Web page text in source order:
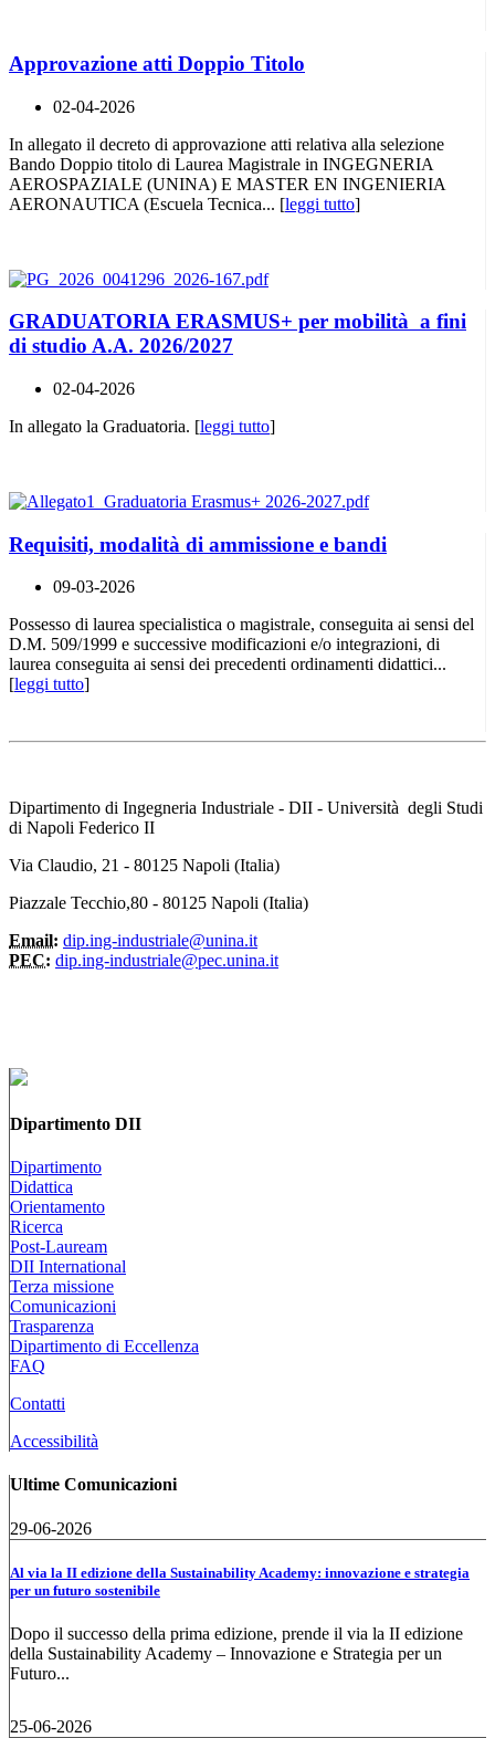
Approvazione atti Doppio Titolo
02-04-2026
In allegato il decreto di approvazione atti relativa alla selezione
Bando Doppio titolo di Laurea Magistrale in INGEGNERIA
AEROSPAZIALE (UNINA) E MASTER EN INGENIERIA
AERONAUTICA (Escuela Tecnica... [leggi tutto]
GRADUATORIA ERASMUS+ per mobilità a fini
di studio A.A. 2026/2027
02-04-2026
In allegato la Graduatoria. [leggi tutto]
Requisiti, modalità di ammissione e bandi
09-03-2026
Possesso di laurea specialistica o magistrale, conseguita ai sensi del
D.M. 509/1999 e successive modificazioni e/o integrazioni, di
laurea conseguita ai sensi dei precedenti ordinamenti didattici...
[leggi tutto]
Dipartimento di Ingegneria Industriale - DII - Università degli Studi
di Napoli Federico II
Via Claudio, 21 - 80125 Napoli (Italia)
Piazzale Tecchio,80 - 80125 Napoli (Italia)
Email: dip.ing-industriale@unina.it
PEC: dip.ing-industriale@pec.unina.it
Dipartimento DII
Dipartimento
Didattica
Orientamento
Ricerca
Post-Lauream
DII International
Terza missione
Comunicazioni
Trasparenza
Dipartimento di Eccellenza
FAQ
Contatti
Accessibilità
Ultime Comunicazioni
29-06-2026
Al via la II edizione della Sustainability Academy: innovazione e strategia
per un futuro sostenibile
Dopo il successo della prima edizione, prende il via la II edizione
della Sustainability Academy – Innovazione e Strategia per un
Futuro...
25-06-2026